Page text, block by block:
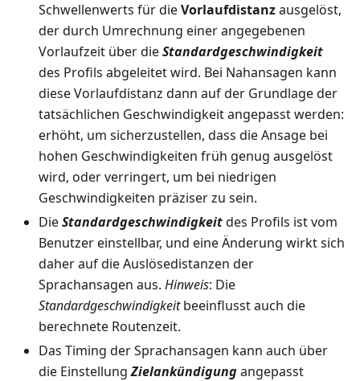
Schwellenwerts für dieVorlaufdistanzausgelöst,
der durch Umrechnung einer angegebenen
Vorlaufzeit über dieStandardgeschwindigkeit
des Profils abgeleitet wird. Bei Nahansagen kann
diese Vorlaufdistanz dann auf der Grundlage der
tatsächlichen Geschwindigkeit angepasst werden:
erhöht, um sicherzustellen, dass die Ansage bei
hohen Geschwindigkeiten früh genug ausgelöst
wird, oder verringert, um bei niedrigen
Geschwindigkeiten präziser zu sein.
DieStandardgeschwindigkeitdes Profils ist vom
Benutzer einstellbar, und eine Änderung wirkt sich
daher auf die Auslösedistanzen der
Sprachansagen aus. Hinweis: Die
Standardgeschwindigkeitbeeinflusst auch die
berechnete Routenzeit.
Das Timing der Sprachansagen kann auch über
die EinstellungZielankündigungangepasst